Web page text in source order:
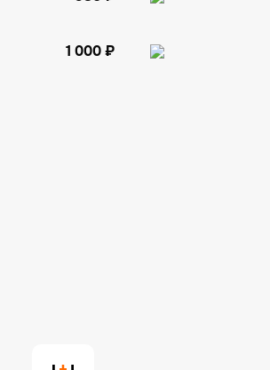
1 000 ₽